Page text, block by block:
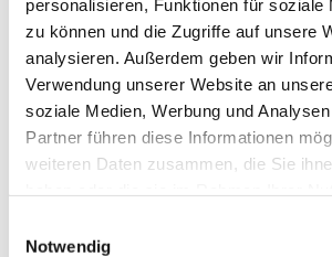
personalisieren, Funktionen für soziale
zu können und die Zugriffe auf unsere
analysieren. Außerdem geben wir
Verwendung unserer Website an
soziale Medien, Werbung und
Partner führen diese Informationen
weiteren Daten zusammen, die Sie
Notwendig